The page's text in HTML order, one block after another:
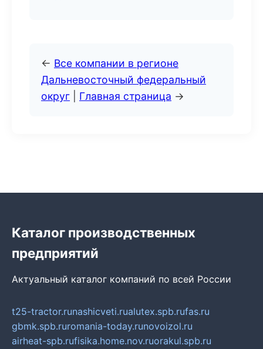
← Все компании в регионе
Дальневосточный федеральный
округ
Главная страница →
Каталог производственных
предприятий
Актуальный каталог компаний по всей России
t25-tractor.runashicveti.rualutex.spb.rufas.ru
gbmk.spb.ruromania-today.runovoizol.ru
airheat-spb.rufisika.home.nov.ruorakul.spb.ru